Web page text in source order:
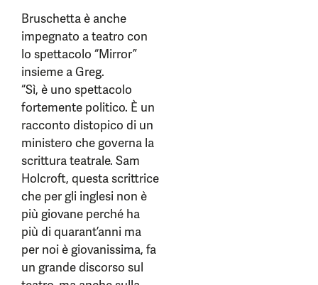
Bruschetta è anche
impegnato a teatro con
lo spettacolo “Mirror”
insieme a Greg.
“Sì, è uno spettacolo
fortemente politico. È un
racconto distopico di un
ministero che governa la
scrittura teatrale. Sam
Holcroft, questa scrittrice
che per gli inglesi non è
più giovane perché ha
più di quarant’anni ma
per noi è giovanissima, fa
un grande discorso sul